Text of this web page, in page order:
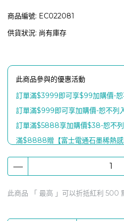
商品編號: EC022081
供貨狀況: 尚有庫存
此商品參與的優惠活動
訂單滿$3999即可享$99加購價-恕
訂單滿$999即可享加購價-恕不列
訂單滿$5888享加購價$38-恕不
滿$8888贈【富士電通石墨稀熱感
滿額$1999贈康普茶2瓶(口味隨機)
滿$2888贈【人蔘蜆B群30粒x1瓶
購健康官方商城下單滿$100享1點
此商品 「 最高 」可以折抵紅利 500